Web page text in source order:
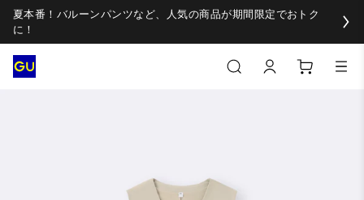
夏本番！バルーンパンツなど、人気の商品が期間限定でおトク
に！